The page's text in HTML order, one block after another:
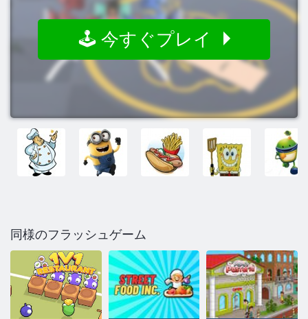
🕹️ 今すぐプレイ
同様のフラッシュゲーム